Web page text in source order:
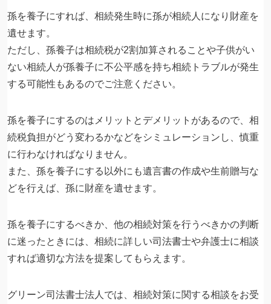
孫を養子にすれば、相続発生時に孫が相続人になり財産を
遺せます。
ただし、孫養子は相続税が2割加算されることや子供がい
ない相続人が孫養子に不公平感を持ち相続トラブルが発生
する可能性もあるのでご注意ください。
孫を養子にするのはメリットとデメリットがあるので、相
続税負担がどう変わるかなどをシミュレーションし、慎重
に行わなければなりません。
また、孫を養子にする以外にも遺言書の作成や生前贈与な
どを行えば、孫に財産を遺せます。
孫を養子にするべきか、他の相続対策を行うべきかの判断
に迷ったときには、相続に詳しい司法書士や弁護士に相談
すれば適切な方法を提案してもらえます。
グリーン司法書士法人では、相続対策に関する相談をお受